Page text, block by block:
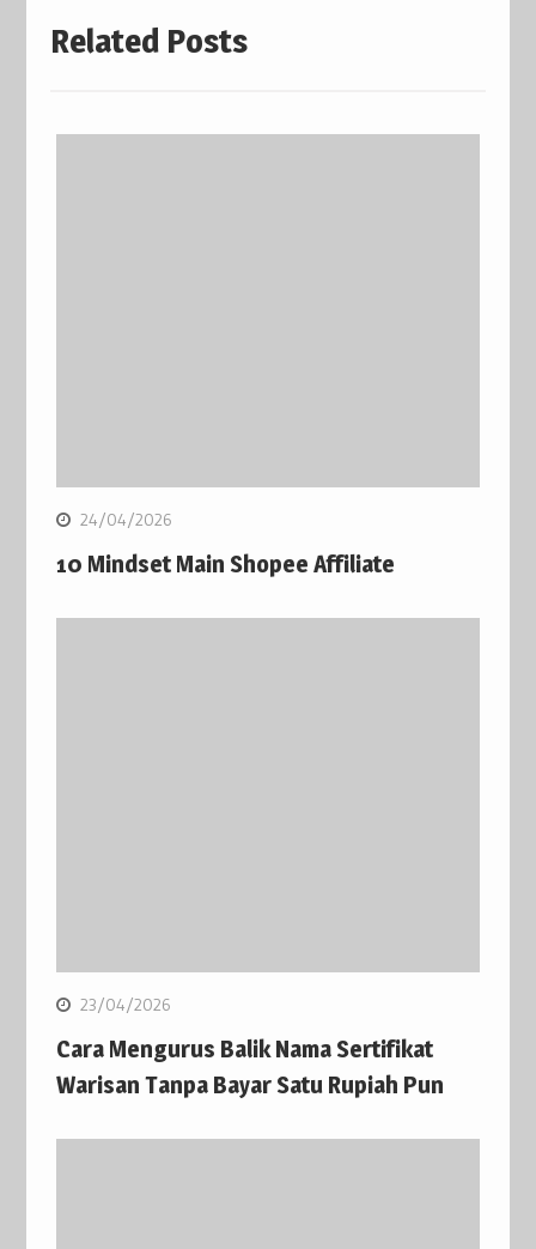
Related Posts
24/04/2026
10 Mindset Main Shopee Affiliate
23/04/2026
Cara Mengurus Balik Nama Sertifikat
Warisan Tanpa Bayar Satu Rupiah Pun